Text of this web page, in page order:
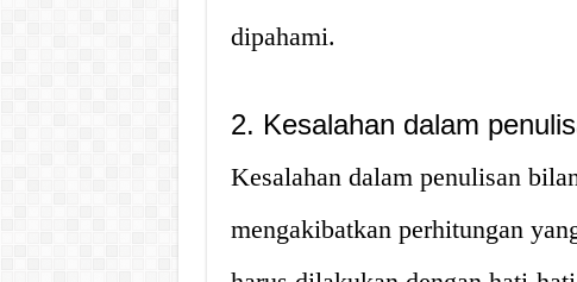
dipahami.
2. Kesalahan dalam
Kesalahan dalam penulisan
mengakibatkan perhitungan